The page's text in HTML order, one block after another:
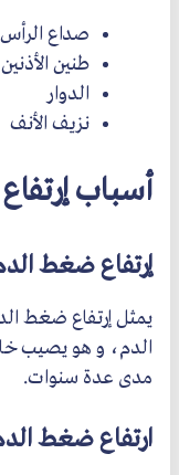
صداع الرأس
طنين الأذنين
الدوار
نزيف الأنف
أسباب
إرتفاع ضغط
الدم، و هو يصيب
مدى عدة سنوات.
ارتفاع ضغط